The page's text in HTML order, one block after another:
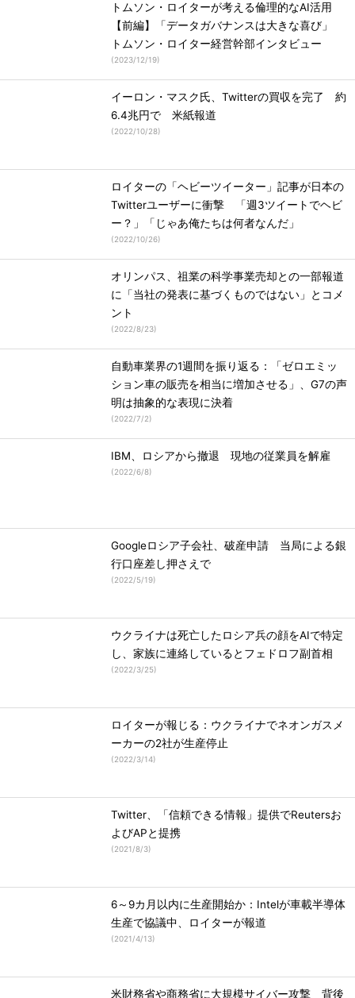
トムソン・ロイターが考える倫理的なAI活用
【前編】「データガバナンスは大きな喜び」
トムソン・ロイター経営幹部インタビュー
(2023/12/19)
イーロン・マスク氏、Twitterの買収を完了 約
6.4兆円で 米紙報道
(2022/10/28)
ロイターの「ヘビーツイーター」記事が日本の
Twitterユーザーに衝撃 「週3ツイートでヘビ
ー？」「じゃあ俺たちは何者なんだ」
(2022/10/26)
オリンパス、祖業の科学事業売却との一部報道
に「当社の発表に基づくものではない」とコメ
ント
(2022/8/23)
自動車業界の1週間を振り返る：「ゼロエミッ
ション車の販売を相当に増加させる」、G7の声
明は抽象的な表現に決着
(2022/7/2)
IBM、ロシアから撤退 現地の従業員を解雇
(2022/6/8)
Googleロシア子会社、破産申請 当局による銀
行口座差し押さえで
(2022/5/19)
ウクライナは死亡したロシア兵の顔をAIで特定
し、家族に連絡しているとフェドロフ副首相
(2022/3/25)
ロイターが報じる：ウクライナでネオンガスメ
ーカーの2社が生産停止
(2022/3/14)
Twitter、「信頼できる情報」提供でReutersお
よびAPと提携
(2021/8/3)
6～9カ月以内に生産開始か：Intelが車載半導体
生産で協議中、ロイターが報道
(2021/4/13)
米財務省や商務省に大規模サイバー攻撃 背後